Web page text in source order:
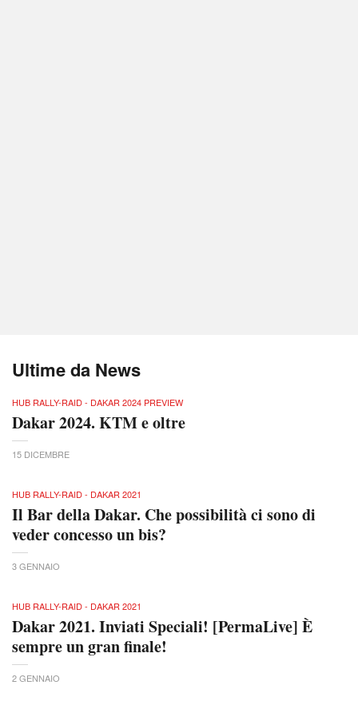
Ultime da News
HUB RALLY-RAID - DAKAR 2024 PREVIEW
Dakar 2024. KTM e oltre
15 DICEMBRE
HUB RALLY-RAID - DAKAR 2021
Il Bar della Dakar. Che possibilità ci sono di
veder concesso un bis?
3 GENNAIO
HUB RALLY-RAID - DAKAR 2021
Dakar 2021. Inviati Speciali! [PermaLive] È
sempre un gran finale!
2 GENNAIO